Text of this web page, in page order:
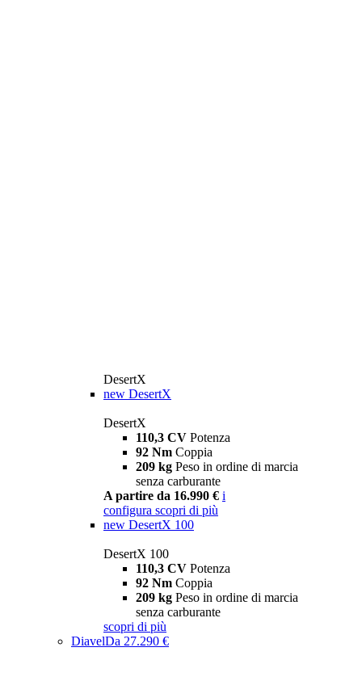
DesertX
new DesertX
DesertX
110,3 CV Potenza
92 Nm Coppia
209 kg Peso in ordine di marcia
senza carburante
A partire da 16.990 € i
configura scopri di più
new DesertX 100
DesertX 100
110,3 CV Potenza
92 Nm Coppia
209 kg Peso in ordine di marcia
senza carburante
scopri di più
DiavelDa 27.290 €